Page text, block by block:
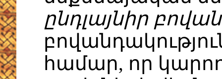
ընդլայնիր
համար, որ